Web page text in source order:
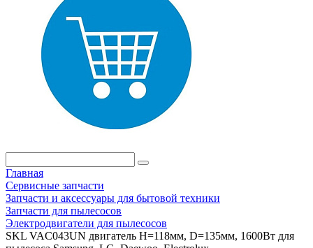
Главная
Сервисные запчасти
Запчасти и аксессуары для бытовой техники
Запчасти для пылесосов
Электродвигатели для пылесосов
SKL VAC043UN двигатель H=118мм, D=135мм, 1600Вт для